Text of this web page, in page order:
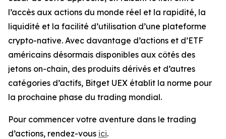
l’accès aux actions du monde réel et la rapidité, la
liquidité et la facilité d’utilisation d’une plateforme
crypto-native. Avec davantage d’actions et d’ETF
américains désormais disponibles aux côtés des
jetons on-chain, des produits dérivés et d’autres
catégories d’actifs, Bitget UEX établit la norme pour
la prochaine phase du trading mondial.
Pour commencer votre aventure dans le trading
d’actions, rendez-vous ici.